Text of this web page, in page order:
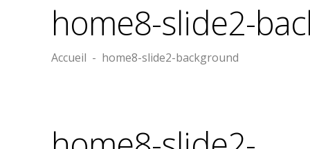
home8-slide2-
Accueil - home8-slide2-background